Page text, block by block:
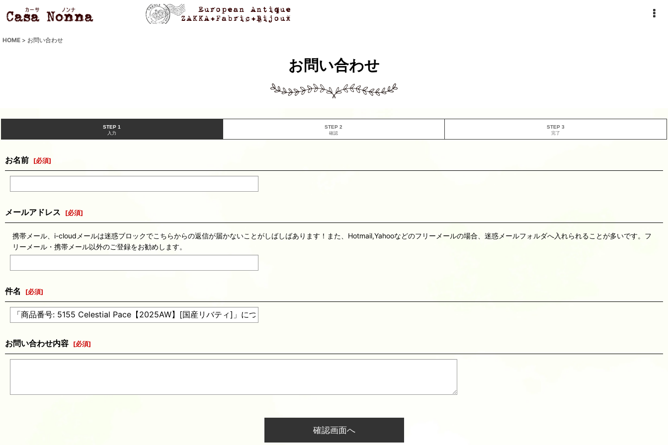
HOME > お問い合わせ
お問い合わせ
STEP 1
入力
STEP 2
確認
STEP 3
完了
お名前 [必須]
メールアドレス [必須]
携帯メール、i-cloudメールは迷惑ブロックでこちらからの返信が届かないことがしばしばあります！また、Hotmail,Yahooなどのフリーメールの場合、迷惑メールフォルダへ入れられることが多いです。フ
リーメール・携帯メール以外のご登録をお勧めします。
件名 [必須]
お問い合わせ内容 [必須]
確認画面へ